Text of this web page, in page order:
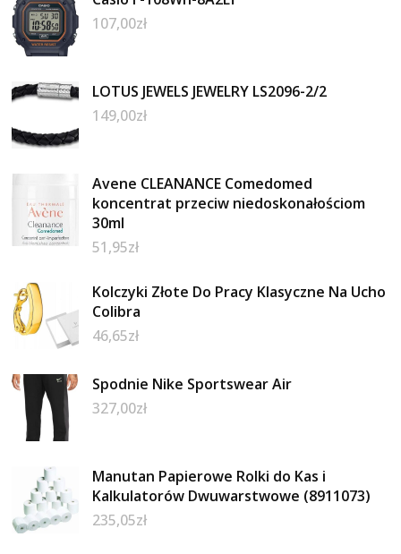
107,00zł
LOTUS JEWELS JEWELRY LS2096-2/2
149,00zł
Avene CLEANANCE Comedomed
koncentrat przeciw niedoskonałościom
30ml
51,95zł
Kolczyki Złote Do Pracy Klasyczne Na Ucho
Colibra
46,65zł
Spodnie Nike Sportswear Air
327,00zł
Manutan Papierowe Rolki do Kas i
Kalkulatorów Dwuwarstwowe (8911073)
235,05zł